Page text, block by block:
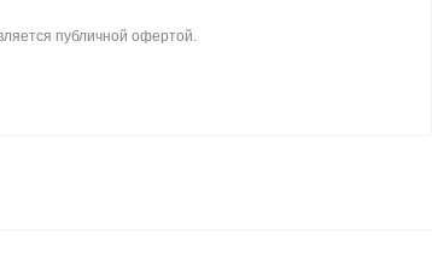
публичной офертой.